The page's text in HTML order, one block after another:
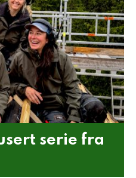
serie fra